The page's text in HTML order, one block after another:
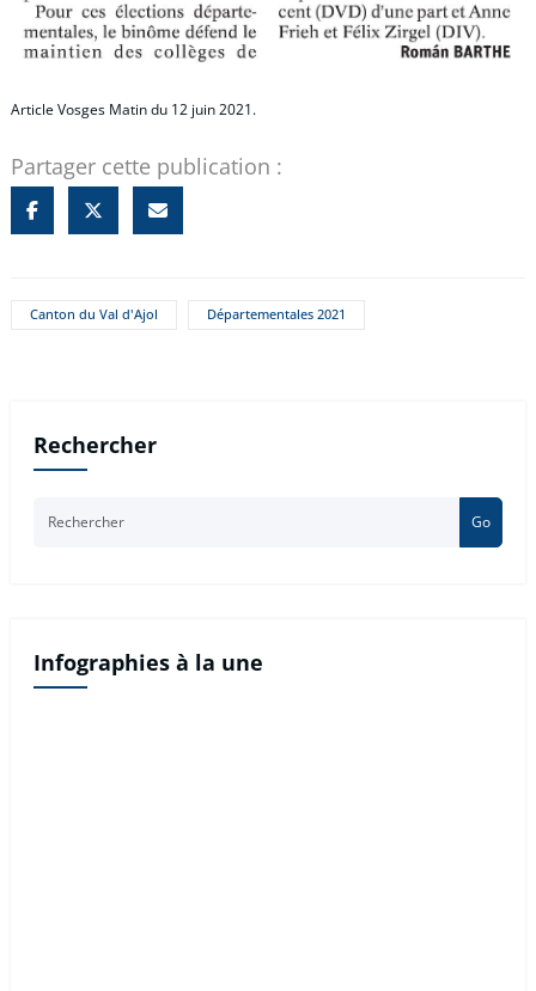
Article Vosges Matin du 12 juin 2021.
Partager cette publication :
Canton du Val d'Ajol Départementales 2021
Rechercher
Go
Infographies à la une